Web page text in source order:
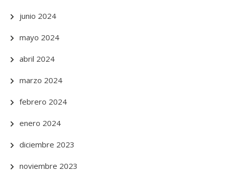
junio 2024
mayo 2024
abril 2024
marzo 2024
febrero 2024
enero 2024
diciembre 2023
noviembre 2023